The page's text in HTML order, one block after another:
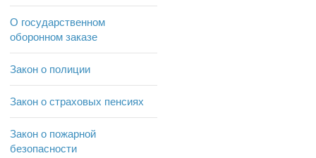
О государственном
оборонном заказе
Закон о полиции
Закон о страховых пенсиях
Закон о пожарной
безопасности